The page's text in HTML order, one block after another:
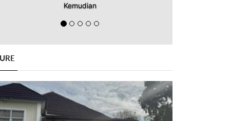
Kemudian
Previous Next